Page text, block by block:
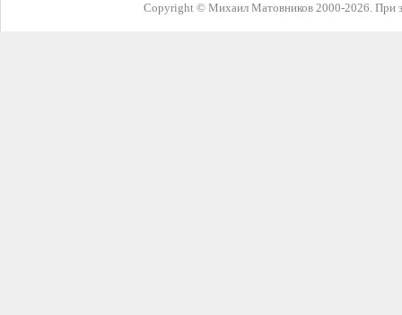
Copyright © Михаил Матовников 2000-2026. При